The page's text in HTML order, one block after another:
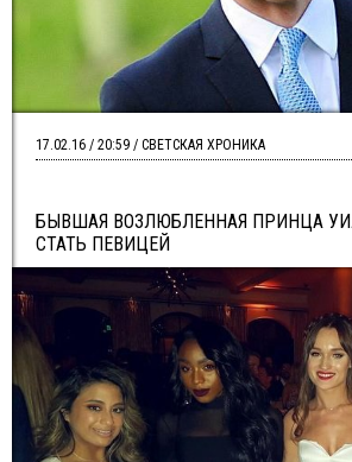
БЫВШАЯ ВОЗЛЮБЛЕННАЯ ПРИНЦА
СТАТЬ ПЕВИЦЕЙ
17.02.16 / 20:59 / СВЕТСКАЯ ХРОНИКА